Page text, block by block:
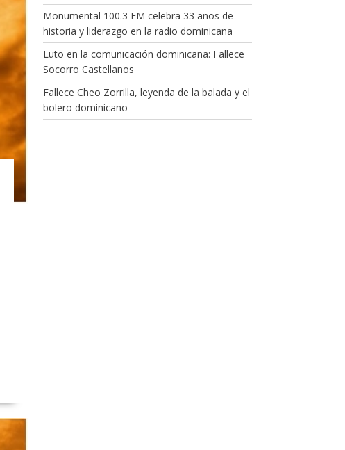
Monumental 100.3 FM celebra 33 años de
historia y liderazgo en la radio dominicana
Luto en la comunicación dominicana: Fallece
Socorro Castellanos
Fallece Cheo Zorrilla, leyenda de la balada y el
bolero dominicano